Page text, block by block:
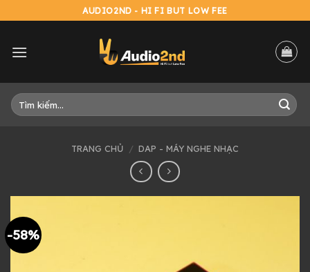
to
AUDIO2ND - HI FI BUT LOW FEE
Tìm
kiếm:
TRANG CHỦ / DAP - MÁY NGHE NHẠC
-58%